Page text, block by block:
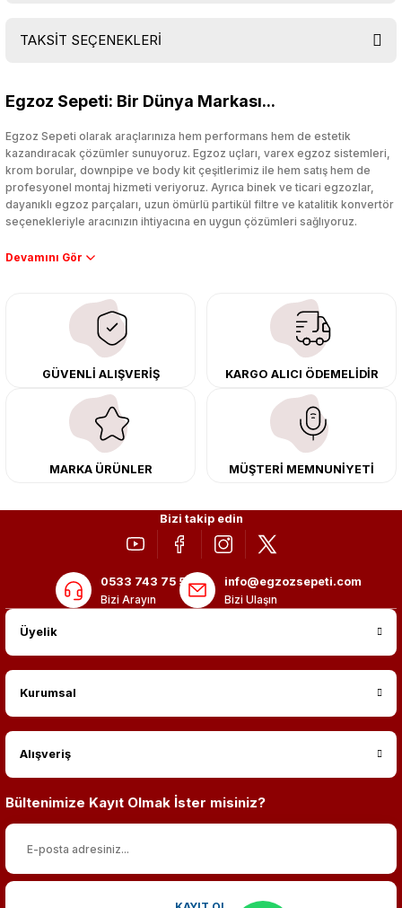
TAKSİT SEÇENEKLERİ
Egzoz Sepeti: Bir Dünya Markası...
Egzoz Sepeti olarak araçlarınıza hem performans hem de estetik
kazandıracak çözümler sunuyoruz. Egzoz uçları, varex egzoz sistemleri,
krom borular, downpipe ve body kit çeşitlerimiz ile hem satış hem de
profesyonel montaj hizmeti veriyoruz. Ayrıca binek ve ticari egzozlar,
dayanıklı egzoz parçaları, uzun ömürlü partikül filtre ve katalitik konvertör
seçenekleriyle aracınızın ihtiyacına en uygun çözümleri sağlıyoruz.
Performans artışı isteyen sürücüler için özel performans egzozları ve
çıkma orijinal ürünler ile yenileyebilir, body kit uygulamalarıyla aracınızın
tasarımını ve aerodinamisini üst seviyeye taşıyabilirsiniz.
Tüm ürünlerimiz orijinal, dayanıklı ve uzun ömürlüdür. İstanbul’daki montaj
merkezimizde profesyonel montaj yapıyor, Türkiye’nin her yerine güvenli
kargo ile teslimat gerçekleştiriyoruz. Aracınıza değer katmak için doğru
adres: Egzoz Sepeti.
GÜVENLİ ALIŞVERİŞ KARGO ALICI ÖDEMELİDİR
MARKA ÜRÜNLER MÜŞTERİ MEMNUNİYETİ
Bizi takip edin
0533 743 75 56
Bizi Arayın
info@egzozsepeti.com
Bizi Ulaşın
Üyelik
Kurumsal
Alışveriş
Bültenimize Kayıt Olmak İster misiniz?